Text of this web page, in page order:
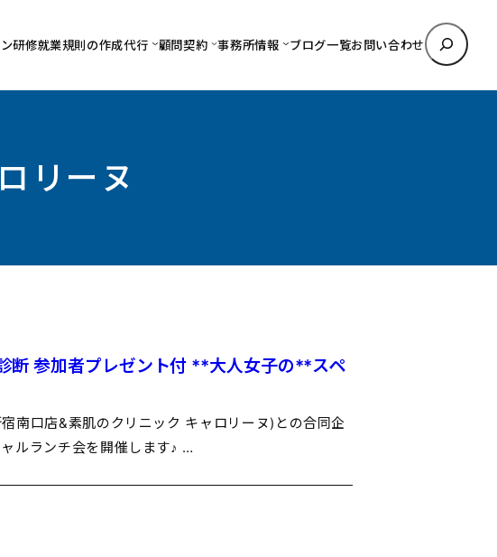
研修就業規則の作成代行 顧問契約 事務所情報 ブログ一覧お問い合わせ
検
索
リーヌ
断 参加者プレゼント付 **大人女子の**スペ
南口店&素肌のクリニック キャロリーヌ)との合同企
ルランチ会を開催します♪ …